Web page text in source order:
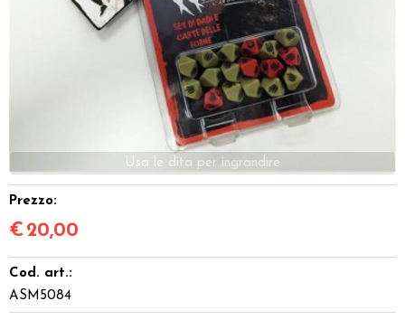
Giochi di Carte Collezionabili
Giocattoli e Gadget
Offerte del Dragone
Prezzo:
€ 20,00
Cod. art.:
ASM5084